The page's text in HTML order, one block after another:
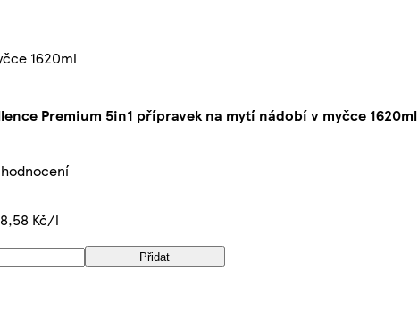
1620ml
Premium 5in1 přípravek na mytí nádobí v myčce 1620ml
Kč/l
Přidat